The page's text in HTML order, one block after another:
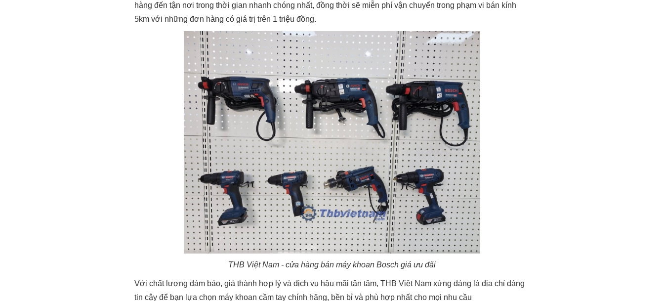
hàng đến tận nơi trong thời gian nhanh chóng nhất, đồng thời sẽ miễn phí vận chuyển trong phạm vi bán kính
5km với những đơn hàng có giá trị trên 1 triệu đồng.
THB Việt Nam - cửa hàng bán máy khoan Bosch giá ưu đãi
Với chất lượng đảm bảo, giá thành hợp lý và dịch vụ hậu mãi tận tâm, THB Việt Nam xứng đáng là địa chỉ đáng
tin cậy để bạn lựa chọn máy khoan cầm tay chính hãng, bền bỉ và phù hợp nhất cho mọi nhu cầu